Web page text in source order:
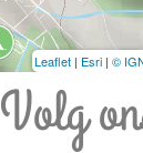
Leaflet | Esri | ©
Volg